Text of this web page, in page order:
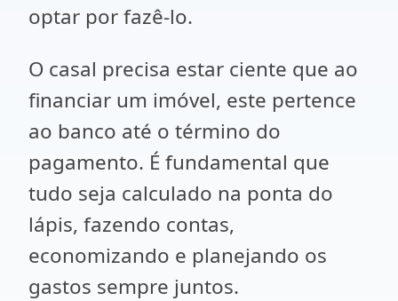
optar por fazê-lo.
O casal precisa estar ciente que ao
financiar um imóvel, este pertence
ao banco até o término do
pagamento. É fundamental que
tudo seja calculado na ponta do
lápis, fazendo contas,
economizando e planejando os
gastos sempre juntos.